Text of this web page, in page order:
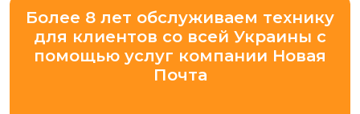
Более 8 лет обслуживаем технику
для клиентов со всей Украины с
помощью услуг компании Новая
Почта